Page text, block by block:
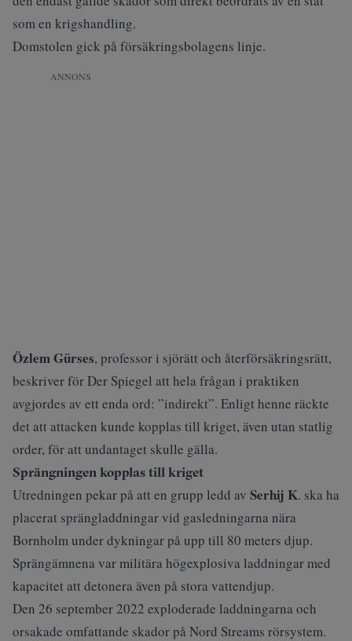
som en krigshandling.
Domstolen gick på försäkringsbolagens linje.
ANNONS
Özlem Gürses, professor i sjörätt och återförsäkringsrätt,
beskriver för Der Spiegel att hela frågan i praktiken
avgjordes av ett enda ord: ”indirekt”. Enligt henne räckte
det att attacken kunde kopplas till kriget, även utan statlig
order, för att undantaget skulle gälla.
Sprängningen kopplas till kriget
Utredningen pekar på att en grupp ledd av Serhij K. ska ha
placerat sprängladdningar vid gasledningarna nära
Bornholm under dykningar på upp till 80 meters djup.
Sprängämnena var militära högexplosiva laddningar med
kapacitet att detonera även på stora vattendjup.
Den 26 september 2022 exploderade laddningarna och
orsakade omfattande skador på Nord Streams rörsystem.